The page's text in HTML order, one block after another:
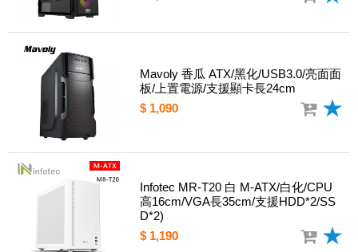
Mavoly 香瓜 ATX/黑化/USB3.0/亮面面
板/上置電源/支援顯卡長24cm
$ 1,090
Infotec MR-T20 白 M-ATX/白化/CPU
高16cm/VGA長35cm/支援HDD*2/SS
D*2)
$ 1,190